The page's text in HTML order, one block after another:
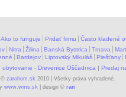
Ako to funguje Pridať firmu
Často kladené
Nitra Žilina Banská Bystrica Trnava
Bardejov Liptovský Mikuláš Piešťany
ubytovanie - Drevenice Oščadnica | Predaj
© zarohom.sk 2010 | Všetky práva vyhradené.
www.wms.sk | design © ran